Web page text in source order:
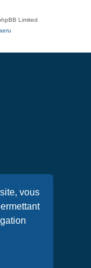
vous
Limited